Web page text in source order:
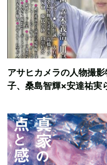
アサヒカメラの人物撮
子、桑島智輝×安達祐実